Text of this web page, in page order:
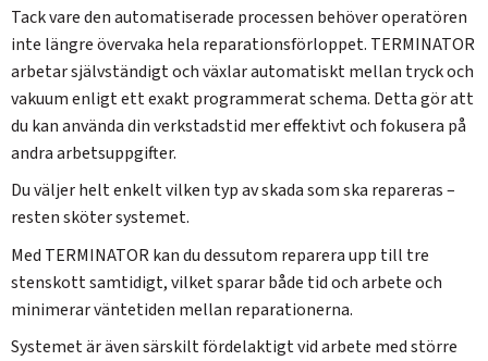
Tack vare den automatiserade processen behöver operatören
inte längre övervaka hela reparationsförloppet. TERMINATOR
arbetar självständigt och växlar automatiskt mellan tryck och
vakuum enligt ett exakt programmerat schema. Detta gör att
du kan använda din verkstadstid mer effektivt och fokusera på
andra arbetsuppgifter.
Du väljer helt enkelt vilken typ av skada som ska repareras –
resten sköter systemet.
Med TERMINATOR kan du dessutom reparera upp till tre
stenskott samtidigt, vilket sparar både tid och arbete och
minimerar väntetiden mellan reparationerna.
Systemet är även särskilt fördelaktigt vid arbete med större